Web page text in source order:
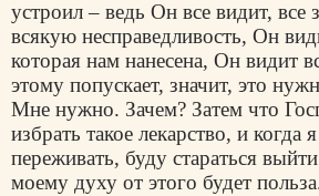
устроил – ведь Он все видит, все
всякую несправедливость, Он
которая нам нанесена, Он видит
этому попускает, значит, это
Мне нужно. Зачем? Затем что
избрать такое лекарство, и когда
переживать, буду стараться
моему духу от этого будет